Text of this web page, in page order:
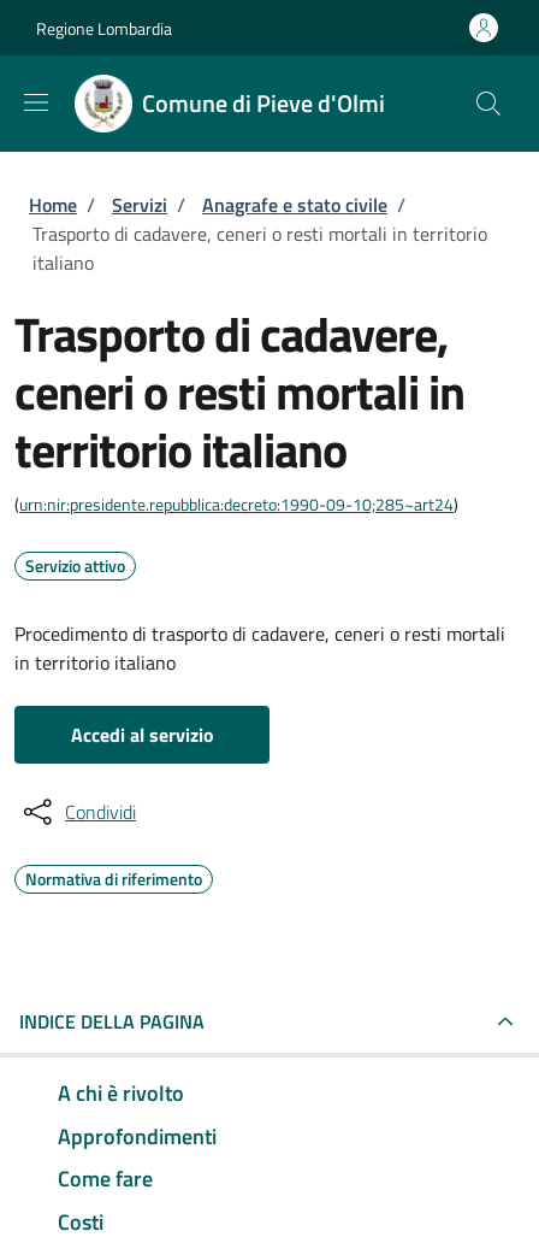
Regione Lombardia
Comune di Pieve d'Olmi
Briciole di pane
Home / Servizi / Anagrafe e stato civile /
Trasporto di cadavere, ceneri o resti mortali in territorio
italiano
Trasporto di cadavere,
ceneri o resti mortali in
territorio italiano
(urn:nir:presidente.repubblica:decreto:1990-09-10;285~art24)
Servizio attivo
Procedimento di trasporto di cadavere, ceneri o resti mortali
in territorio italiano
Accedi al servizio
Condividi
Normativa di riferimento
INDICE DELLA PAGINA
A chi è rivolto
Approfondimenti
Come fare
Costi